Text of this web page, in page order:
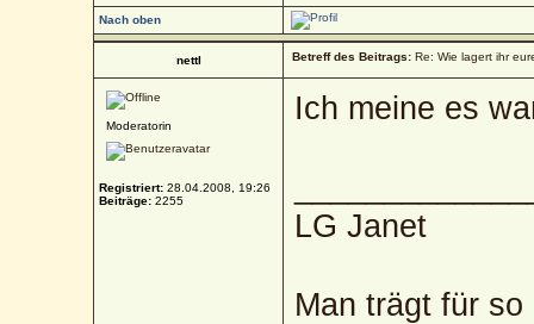
Nach oben
nettl Betreff des Beitrags: Re: Wie lagert ihr
Moderatorin
Registriert: 28.04.2008, 19:26
Beiträge: 2255
Ich meine es
LG Janet
Man trägt für